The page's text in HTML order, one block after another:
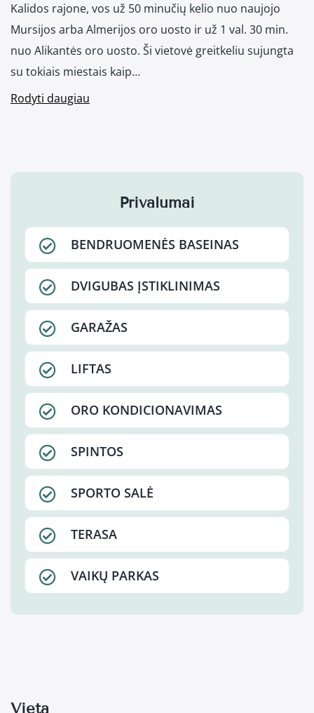
Kalidos rajone, vos už 50 minučių kelio nuo naujojo
Mursijos arba Almerijos oro uosto ir už 1 val. 30 min.
nuo Alikantės oro uosto. Ši vietovė greitkeliu sujungta
su tokiais miestais kaip…
Rodyti daugiau
Privalumai
BENDRUOMENĖS BASEINAS
DVIGUBAS ĮSTIKLINIMAS
GARAŽAS
LIFTAS
ORO KONDICIONAVIMAS
SPINTOS
SPORTO SALĖ
TERASA
VAIKŲ PARKAS
Vieta